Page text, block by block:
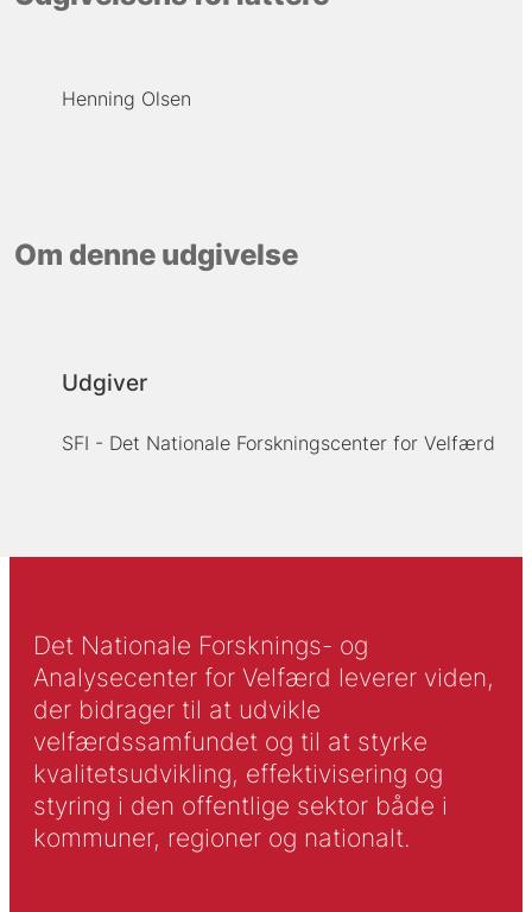
Henning Olsen
Om denne udgivelse
Udgiver
SFI - Det Nationale Forskningscenter for Velfærd
Det Nationale Forsknings- og
Analysecenter for Velfærd leverer viden,
der bidrager til at udvikle
velfærdssamfundet og til at styrke
kvalitetsudvikling, effektivisering og
styring i den offentlige sektor både i
kommuner, regioner og nationalt.